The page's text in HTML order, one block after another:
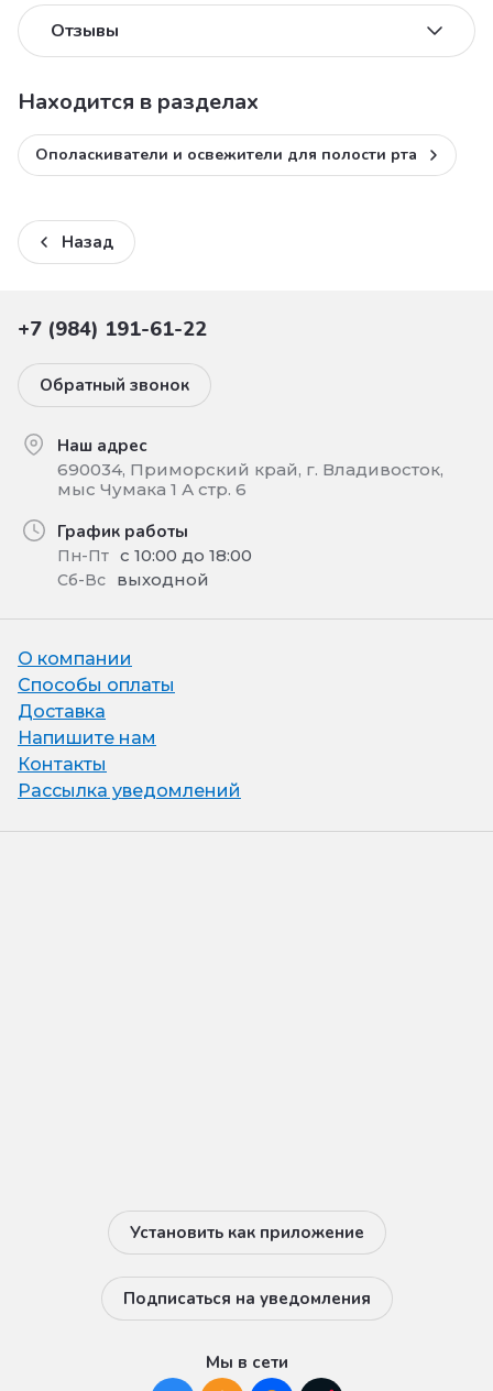
Отзывы
Находится в разделах
Ополаскиватели и освежители для полости рта
Назад
+7 (984) 191-61-22
Обратный звонок
Наш адрес
690034, Приморский край, г. Владивосток,
мыс Чумака 1 А стр. 6
График работы
Пн-Пт с 10:00 до 18:00
Сб-Вс выходной
О компании
Способы оплаты
Доставка
Напишите нам
Контакты
Рассылка уведомлений
Установить как приложение
Подписаться на уведомления
Мы в сети